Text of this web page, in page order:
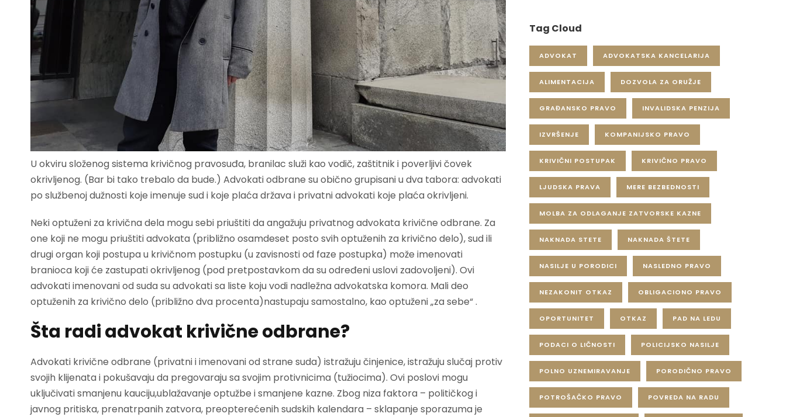
U okviru složenog sistema krivičnog pravosuđa, branilac služi kao vodič, zaštitnik i poverljivi čovek
okrivljenog. (Bar bi tako trebalo da bude.) Advokati odbrane su obično grupisani u dva tabora: advokati
po službenoj dužnosti koje imenuje sud i koje plaća država i privatni advokati koje plaća okrivljeni.
Neki optuženi za krivična dela mogu sebi priuštiti da angažuju privatnog advokata krivične odbrane. Za
one koji ne mogu priuštiti advokata (približno osamdeset posto svih optuženih za krivično delo), sud ili
drugi organ koji postupa u krivičnom postupku (u zavisnosti od faze postupka) može imenovati
branioca koji će zastupati okrivljenog (pod pretpostavkom da su određeni uslovi zadovoljeni). Ovi
advokati imenovani od suda su advokati sa liste koju vodi nadležna advokatska komora. Mali deo
optuženih za krivično delo (približno dva procenta)nastupaju samostalno, kao optuženi „za sebe“ .
Šta radi advokat krivične odbrane?
Advokati krivične odbrane (privatni i imenovani od strane suda) istražuju činjenice, istražuju slučaj protiv
svojih klijenata i pokušavaju da pregovaraju sa svojim protivnicima (tužiocima). Ovi poslovi mogu
uključivati smanjenu kauciju,ublažavanje optužbe i smanjene kazne. Zbog niza faktora – političkog i
javnog pritiska, prenatrpanih zatvora, preopterećenih sudskih kalendara – sklapanje sporazuma je
Tag Cloud
ADVOKAT ADVOKATSKA KANCELARIJA
ALIMENTACIJA DOZVOLA ZA ORUŽJE
GRAĐANSKO PRAVO INVALIDSKA PENZIJA
IZVRŠENJE KOMPANIJSKO PRAVO
KRIVIČNI POSTUPAK KRIVIČNO PRAVO
LJUDSKA PRAVA MERE BEZBEDNOSTI
MOLBA ZA ODLAGANJE ZATVORSKE KAZNE
NAKNADA STETE NAKNADA ŠTETE
NASILJE U PORODICI NASLEDNO PRAVO
NEZAKONIT OTKAZ OBLIGACIONO PRAVO
OPORTUNITET OTKAZ PAD NA LEDU
PODACI O LIČNOSTI POLICIJSKO NASILJE
POLNO UZNEMIRAVANJE PORODIČNO PRAVO
POTROŠAČKO PRAVO POVREDA NA RADU